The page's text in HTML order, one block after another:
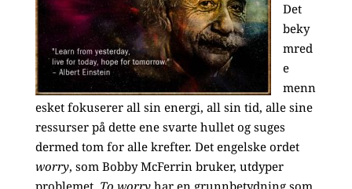
Det
beky
mred
e
menn
esket fokuserer all sin energi, all sin tid, alle sine
ressurser på dette ene svarte hullet og suges
dermed tom for alle krefter. Det engelske ordet
worry, som Bobby McFerrin bruker, utdyper
problemet. To worryhar en grunnbetydning som